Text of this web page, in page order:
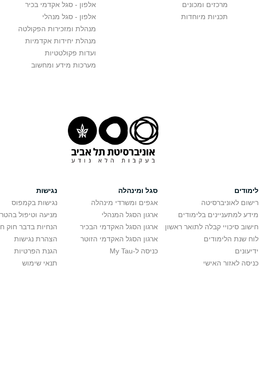
מרכזים ומכונים
תכניות מיוחדות
אלפון - סגל אקדמי בכיר
אלפון - סגל מנהלי
מנהלת ומזכירות הפקולטה
מנהלת יחידות אקדמיות
ועדות פקולטטיות
מערכות מידע ומחשוב
לימודים
רישום לאוניברסיטה
מידע למתעניינים בלימודים
חישוב סיכויי קבלה לתואר ראשון
לוח שנת הלימודים
ידיעונים
כניסה לאזור האישי
סגל ומינהלה
אגפים ומשרדי מינהלה
ארגון הסגל המנהלי
ארגון הסגל האקדמי הבכיר
ארגון הסגל האקדמי הזוטר
כניסה ל-My Tau
נגישות
נגישות בקמפוס
מניעה וטיפול
הנחיות בדבר חוק
הצהרת נגישות
הגנת הפרטיות
תנאי שימוש